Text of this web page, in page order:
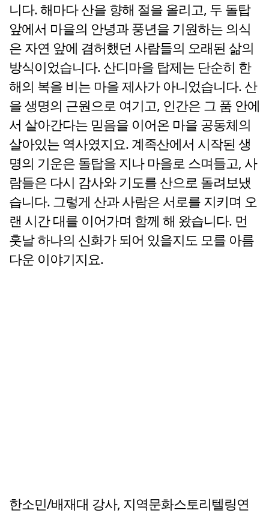
니다. 해마다 산을 향해 절을 올리고, 두 돌탑
앞에서 마을의 안녕과 풍년을 기원하는 의식
은 자연 앞에 겸허했던 사람들의 오래된 삶의
방식이었습니다. 산디마을 탑제는 단순히 한
해의 복을 비는 마을 제사가 아니었습니다. 산
을 생명의 근원으로 여기고, 인간은 그 품 안에
서 살아간다는 믿음을 이어온 마을 공동체의
살아있는 역사였지요. 계족산에서 시작된 생
명의 기운은 돌탑을 지나 마을로 스며들고, 사
람들은 다시 감사와 기도를 산으로 돌려보냈
습니다. 그렇게 산과 사람은 서로를 지키며 오
랜 시간 대를 이어가며 함께 해 왔습니다. 먼
훗날 하나의 신화가 되어 있을지도 모를 아름
다운 이야기지요.
한소민/배재대 강사, 지역문화스토리텔링연